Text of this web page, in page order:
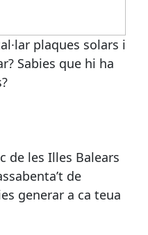
plaques solars i
Sabies que hi ha
de les Illes Balears
de
generar a ca teua